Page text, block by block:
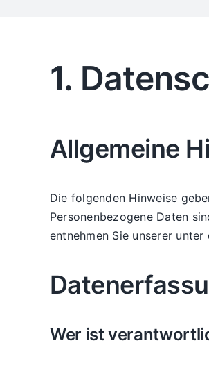
1.
Allgemeine
Die folgenden Hinweise
Personenbezogene Daten
entnehmen Sie unserer
Wer ist